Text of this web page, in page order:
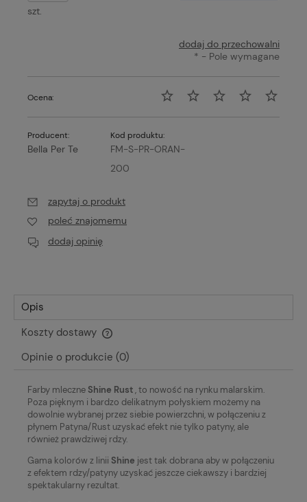
szt.
dodaj do przechowalni
* - Pole wymagane
Ocena:
Producent:
Bella Per Te
Kod produktu:
FM-S-PR-ORAN-
200
zapytaj o produkt
poleć znajomemu
dodaj opinię
Opis
Koszty dostawy
Cena nie zawiera ewentualnych kosztów płatności
Opinie o produkcie (0)
Farby mleczneShine Rust, to nowość na rynku malarskim.
Poza pięknym i bardzo delikatnym połyskiem możemy na
dowolnie wybranej przez siebie powierzchni, w połączeniu z
płynem Patyna/Rust uzyskać efekt nie tylko patyny, ale
również prawdziwej rdzy.
Gama kolorów z linii Shine jest tak dobrana aby w połączeniu
z efektem rdzy/patyny uzyskać jeszcze ciekawszy i bardziej
spektakularny rezultat.